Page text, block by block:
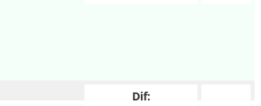
Dif: